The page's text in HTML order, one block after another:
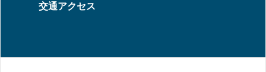
交通アクセス